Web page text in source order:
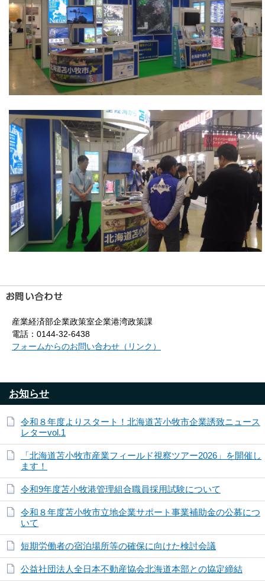
産業経済部企業政策室企業港湾政策課
電話：0144-32-6438
フォームからのお問い合わせ（リンク）
お知らせ
令和８年度よりスタート！北海道苫小牧市企業誘致ニュース
レターvol.1
「北海道苫小牧市産業フィールド視察ツアー2026」を開催し
ます！
令和9年度苫小牧港管理組合職員採用試験について
令和８年度苫小牧市立地企業サポート事業補助金の公募につ
いて
短期労働者の宿泊場所等の確保に向けた検討会議
公益社団法人全日本不動産協会北海道本部との協定締結